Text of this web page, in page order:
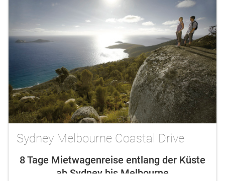
Sydney Melbourne Coastal Drive
8 Tage Mietwagenreise entlang der Küste
ab Sydney bis Melbourne